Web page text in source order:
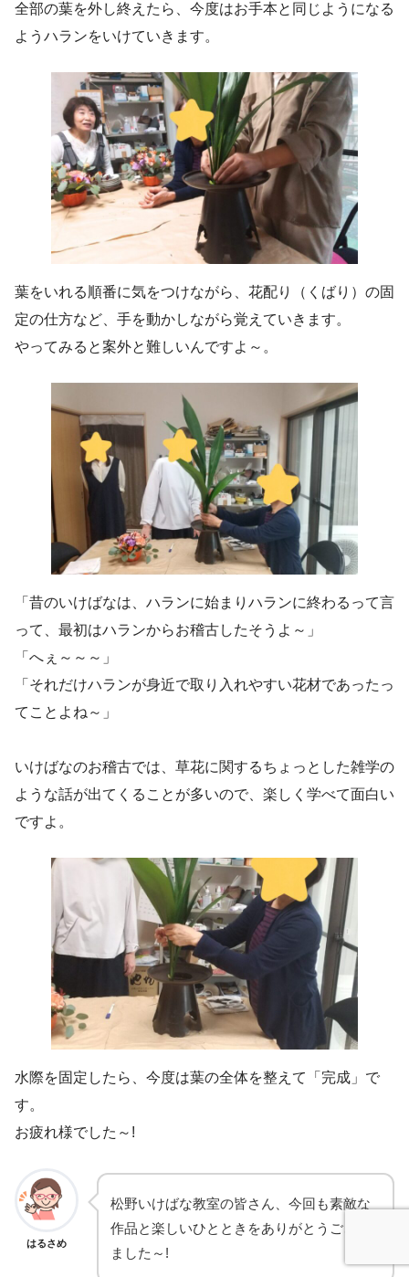
全部の葉を外し終えたら、今度はお手本と同じようになる
ようハランをいけていきます。
葉をいれる順番に気をつけながら、花配り（くばり）の固
定の仕方など、手を動かしながら覚えていきます。
やってみると案外と難しいんですよ～。
「昔のいけばなは、ハランに始まりハランに終わるって言
って、最初はハランからお稽古したそうよ～」
「へぇ～～～」
「それだけハランが身近で取り入れやすい花材であったっ
てことよね～」
いけばなのお稽古では、草花に関するちょっとした雑学の
ような話が出てくることが多いので、楽しく学べて面白い
ですよ。
水際を固定したら、今度は葉の全体を整えて「完成」で
す。
お疲れ様でした～!
はるさめ
松野いけばな教室の皆さん、今回も素敵な
作品と楽しいひとときをありがとうござい
ました～!